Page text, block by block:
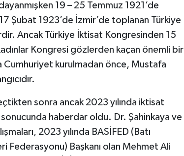
19 – 25 Temmuz 1921’de
Şubat 1923’de İzmir’de toplanan Türkiye
Ancak Türkiye İktisat Kongresinden 15
Kongresi gözlerden kaçan önemli bir
Cumhuriyet kurulmadan önce, Mustafa
sonra ancak 2023 yılında iktisat
haberdar oldu. Dr. Şahinkaya ve
2023 yılında BASİFED (Batı
Federasyonu) Başkanı olan Mehmet Ali